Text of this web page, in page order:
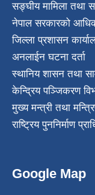
सङ्घीय मामिला तथा
नेपाल सरकारको
जिल्ला प्रशासन
अनलाईन घटना दर्ता
स्थानिय शासन तथा
केन्द्रिय पञ्जिकरण
मुख्य मन्त्री तथा
राष्ट्रिय पुननिर्माण
Google Map